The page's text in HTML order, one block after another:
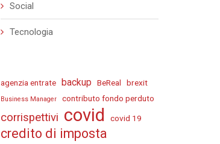
Social
Tecnologia
agenzia entrate backup BeReal brexit
Business Manager contributo fondo perduto
corrispettivi covid covid 19
credito di imposta